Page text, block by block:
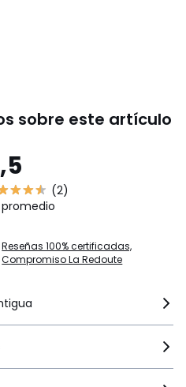
sobre este artículo
(2)
Reseñas 100% certificadas,
Compromiso La Redoute